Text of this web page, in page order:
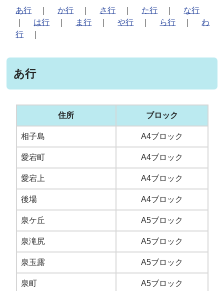
あ行 ｜か行 さ行 た行
な行
は行 ま行 ｜や行 ら行
わ
行
あ行
住所 ブロック
相子島 A4ブロック
愛宕町 A4ブロック
愛宕上 A4ブロック
後場 A4ブロック
泉ケ丘 A5ブロック
泉滝尻 A5ブロック
泉玉露 A5ブロック
泉町 A5ブロック